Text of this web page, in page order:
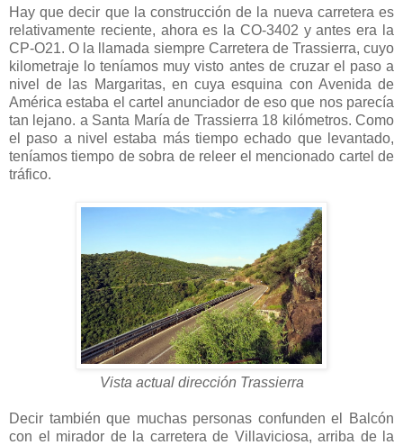
Hay que decir que la construcción de la nueva carretera es
relativamente reciente, ahora es la CO-3402 y antes era la
CP-O21. O la llamada siempre Carretera de Trassierra, cuyo
kilometraje lo teníamos muy visto antes de cruzar el paso a
nivel de las Margaritas, en cuya esquina con Avenida de
América estaba el cartel anunciador de eso que nos parecía
tan lejano. a Santa María de Trassierra 18 kilómetros. Como
el paso a nivel estaba más tiempo echado que levantado,
teníamos tiempo de sobra de releer el mencionado cartel de
tráfico.
Vista actual dirección Trassierra
Decir también que muchas personas confunden el Balcón
con el mirador de la carretera de Villaviciosa, arriba de la